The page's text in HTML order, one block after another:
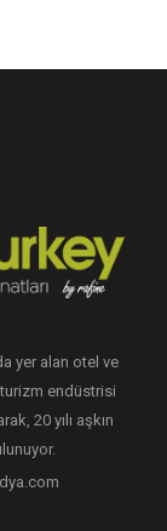
yer alan otel ve
endüstrisi
20 yılı aşkın